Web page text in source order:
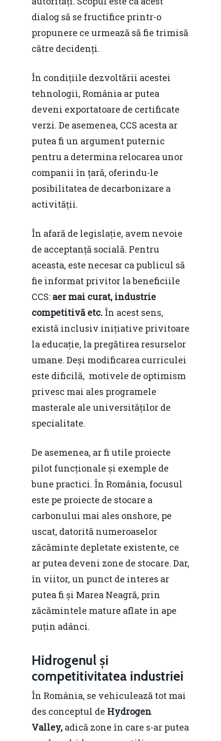
dialog să se fructifice printr-o
propunere ce urmează să fie trimisă
către decidenți.
În condițiile dezvoltării acestei
tehnologii, România ar putea
deveni exportatoare de certificate
verzi. De asemenea, CCS acesta ar
putea fi un argument puternic
pentru a determina relocarea unor
companii în țară, oferindu-le
posibilitatea de decarbonizare a
activității.
În afară de legislație, avem nevoie
de acceptanță socială. Pentru
aceasta, este necesar ca publicul să
fie informat privitor la beneficiile
CCS: aer mai curat, industrie
competitivă etc. În acest sens,
există inclusiv inițiative privitoare
la educație, la pregătirea resurselor
umane. Deși modificarea curriculei
este dificilă, motivele de optimism
privesc mai ales programele
masterale ale universităților de
specialitate.
De asemenea, ar fi utile proiecte
pilot funcționale și exemple de
bune practici. În România, focusul
este pe proiecte de stocare a
carbonului mai ales onshore, pe
uscat, datorită numeroaselor
zăcăminte depletate existente, ce
ar putea deveni zone de stocare. Dar,
în viitor, un punct de interes ar
putea fi și Marea Neagră, prin
zăcămintele mature aflate în ape
puțin adânci.
Hidrogenul și
competitivitatea industriei
În România, se vehiculează tot mai
des conceptul de Hydrogen
Valley, adică zone în care s-ar putea